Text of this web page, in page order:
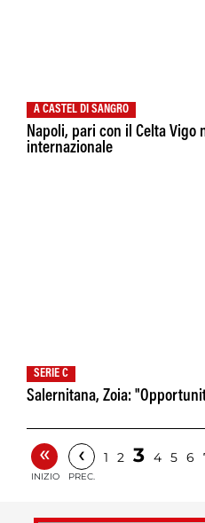
A CASTEL DI SANGRO
Napoli, pari con il Celta Vigo
internazionale
SERIE C
Salernitana, Zoia:
«
INIZIO
‹
PREC.
1 2 3 4 5 6